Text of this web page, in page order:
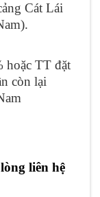
Cát Lái
hoặc TT đặt
còn lại
liên hệ